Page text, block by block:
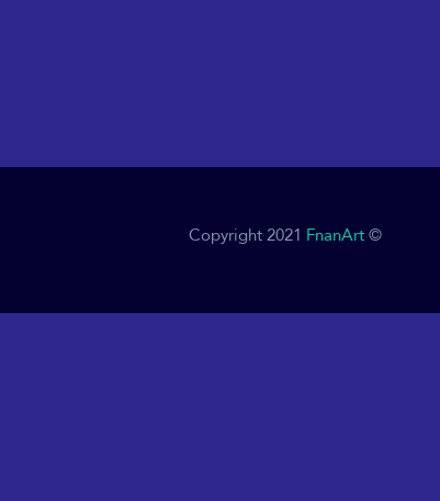
© Copyright 2021
FnanArt